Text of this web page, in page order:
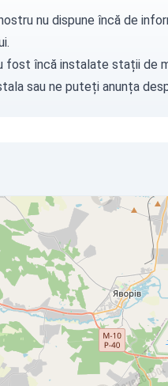
nu dispune încă de
fost încă instalate stații de
sau ne puteți anunța